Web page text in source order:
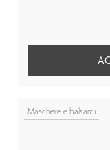
Maschere e balsami